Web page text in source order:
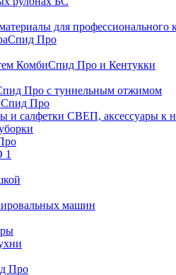
для профессионального
Про
КомбиСпид Про и Кентукки
Про с туннельным отжимом
Про
и салфетки СВЕП, аксессуары к
1
машин
Про